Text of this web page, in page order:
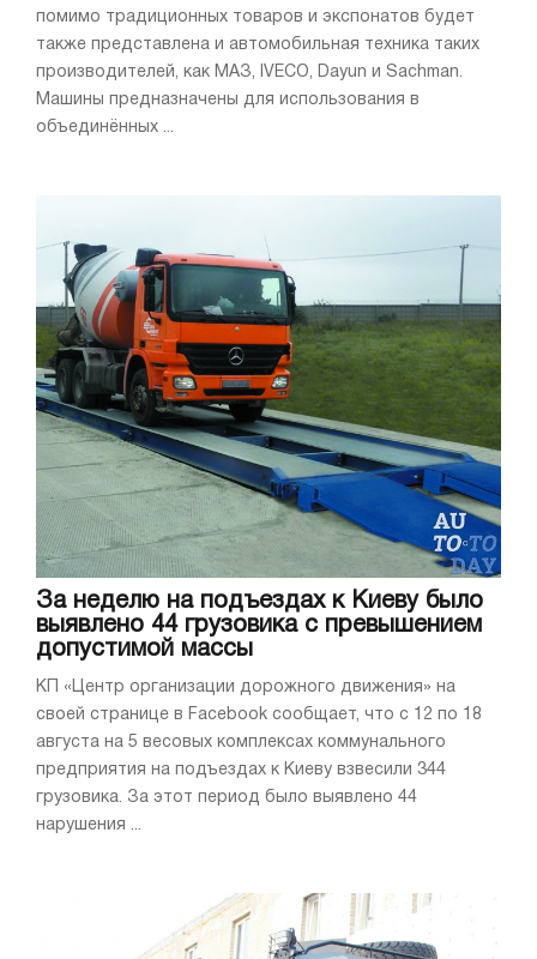
помимо традиционных товаров и экспонатов будет
также представлена и автомобильная техника таких
производителей, как МАЗ, IVECO, Dayun и Sachman.
Машины предназначены для использования в
объединённых ...
За неделю на подъездах к Киеву было
выявлено 44 грузовика с превышением
допустимой массы
КП «Центр организации дорожного движения» на
своей странице в Facebook сообщает, что с 12 по 18
августа на 5 весовых комплексах коммунального
предприятия на подъездах к Киеву взвесили 344
грузовика. За этот период было выявлено 44
нарушения ...